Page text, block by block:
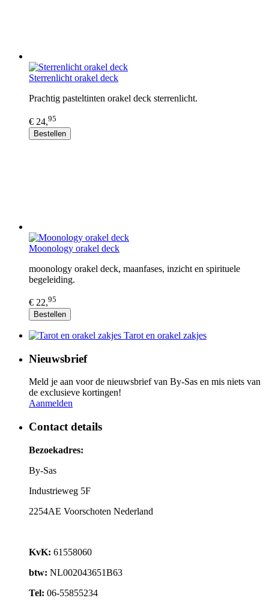
Sterrenlicht orakel deck
Prachtig pasteltinten orakel deck sterrenlicht.
€ 24,95
Bestellen
Moonology orakel deck
moonology orakel deck, maanfases, inzicht en spirituele
begeleiding.
€ 22,95
Bestellen
Tarot en orakel zakjes
Nieuwsbrief
Meld je aan voor de nieuwsbrief van By-Sas en mis niets van
de exclusieve kortingen!
Aanmelden
Contact details
Bezoekadres:
By-Sas
Industrieweg 5F
2254AE Voorschoten Nederland
KvK: 61558060
btw: NL002043651B63
Tel: 06-55855234